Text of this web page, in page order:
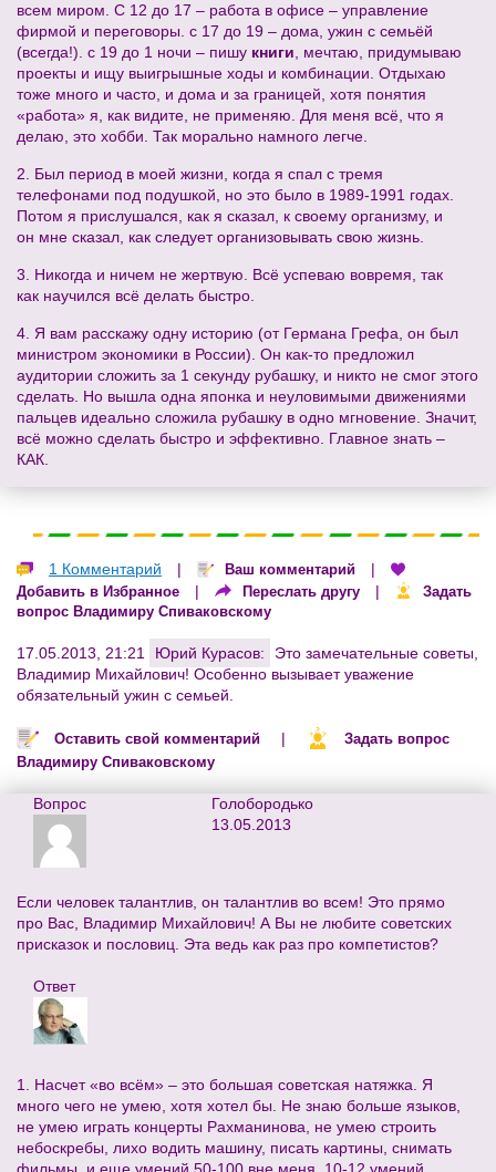
всем миром. С 12 до 17 – работа в офисе – управление
фирмой и переговоры. с 17 до 19 – дома, ужин с семьёй
(всегда!). с 19 до 1 ночи – пишу книги, мечтаю, придумываю
проекты и ищу выигрышные ходы и комбинации. Отдыхаю
тоже много и часто, и дома и за границей, хотя понятия
«работа» я, как видите, не применяю. Для меня всё, что я
делаю, это хобби. Так морально намного легче.
2. Был период в моей жизни, когда я спал с тремя
телефонами под подушкой, но это было в 1989-1991 годах.
Потом я прислушался, как я сказал, к своему организму, и
он мне сказал, как следует организовывать свою жизнь.
3. Никогда и ничем не жертвую. Всё успеваю вовремя, так
как научился всё делать быстро.
4. Я вам расскажу одну историю (от Германа Грефа, он был
министром экономики в России). Он как-то предложил
аудитории сложить за 1 секунду рубашку, и никто не смог этого
сделать. Но вышла одна японка и неуловимыми движениями
пальцев идеально сложила рубашку в одно мгновение. Значит,
всё можно сделать быстро и эффективно. Главное знать –
КАК.
1 Комментарий | Ваш комментарий |
Добавить в Избранное | Переслать другу |
Задать
вопрос Владимиру Спиваковскому
17.05.2013, 21:21 Юрий Курасов:
Это замечательные советы,
Владимир Михайлович! Особенно вызывает уважение
обязательный ужин с семьей.
Оставить свой комментарий |
Задать вопрос
Владимиру Спиваковскому
Вопрос
Голобородько
13.05.2013
Если человек талантлив, он талантлив во всем! Это прямо
про Вас, Владимир Михайлович! А Вы не любите советских
присказок и пословиц. Эта ведь как раз про компетистов?
Ответ
1. Насчет «во всём» – это большая советская натяжка. Я
много чего не умею, хотя хотел бы. Не знаю больше языков,
не умею играть концерты Рахманинова, не умею строить
небоскребы, лихо водить машину, писать картины, снимать